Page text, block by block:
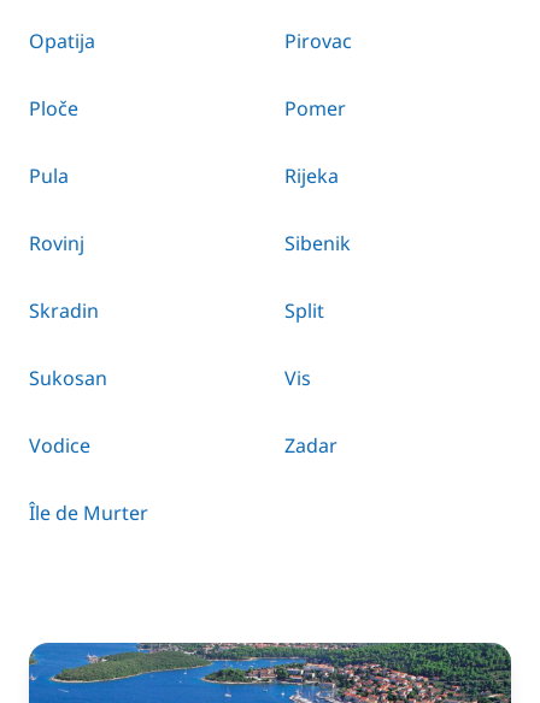
Opatija Pirovac
Ploče Pomer
Pula Rijeka
Rovinj Sibenik
Skradin Split
Sukosan Vis
Vodice Zadar
Île de Murter